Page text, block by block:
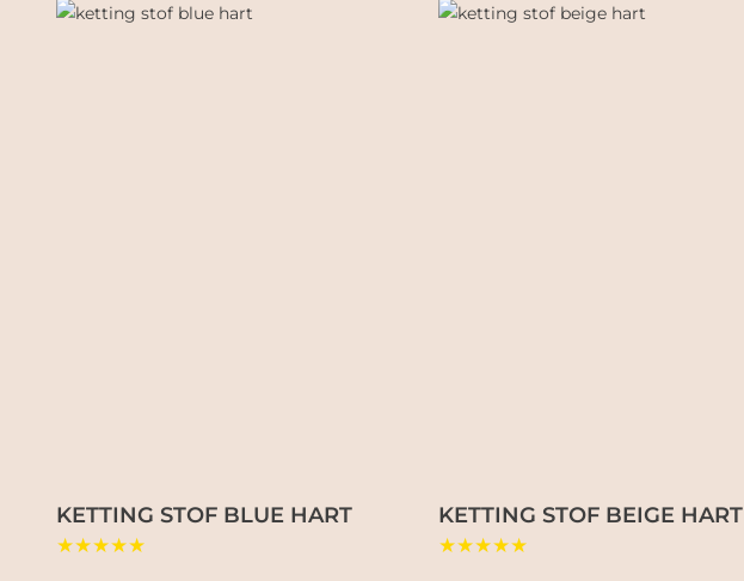
KETTING STOF BLUE HART
★★★★★
KETTING STOF BEIGE HART
★★★★★